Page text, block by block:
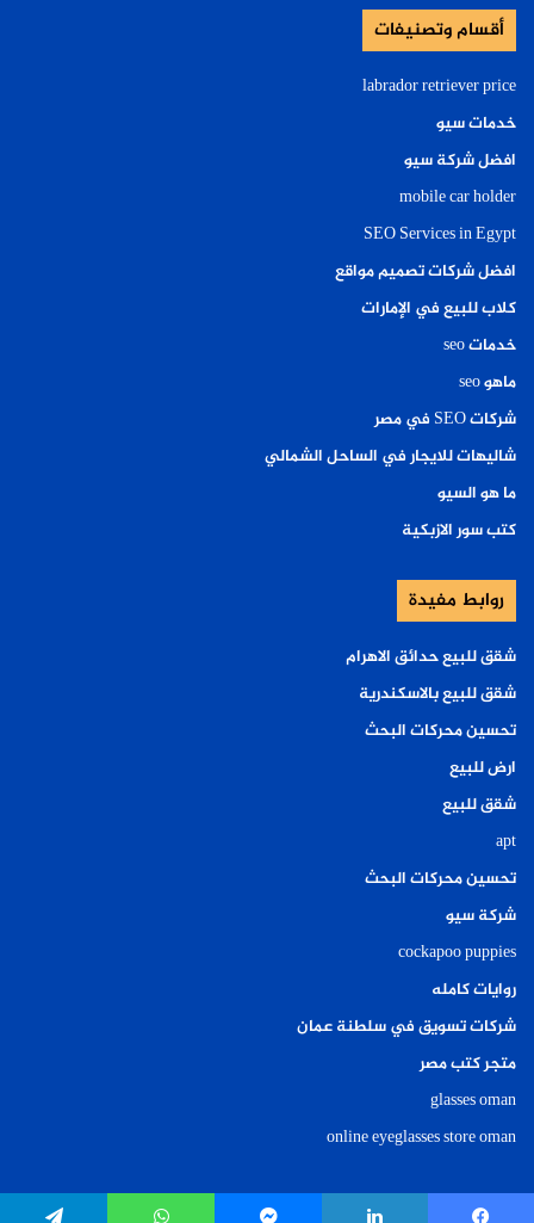
أقسام وتصنيفات
labrador retriever price
خدمات سيو
افضل شركة سيو
mobile car holder
SEO Services in Egypt
افضل شركات تصميم مواقع
كلاب للبيع في الإمارات
خدمات seo
ماهو seo
شركات SEO في مصر
شاليهات للايجار في الساحل الشمالي
ما هو السيو
كتب سور الازبكية
روابط مفيدة
شقق للبيع حدائق الاهرام
شقق للبيع بالاسكندرية
تحسين محركات البحث
ارض للبيع
شقق للبيع
apt
تحسين محركات البحث
شركة سيو
cockapoo puppies
روايات كامله
شركات تسويق في سلطنة عمان
متجر كتب مصر
glasses oman
online eyeglasses store oman